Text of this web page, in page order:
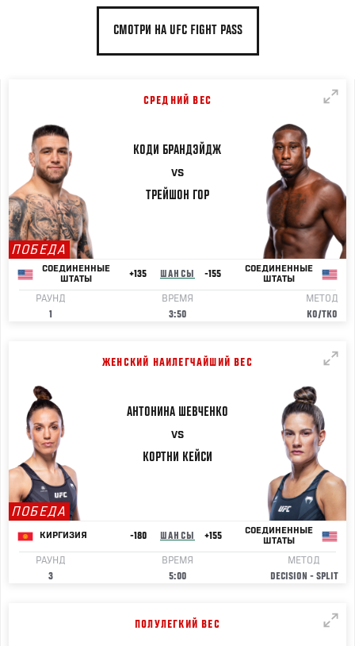
СМОТРИ НА UFC FIGHT PASS
СРЕДНИЙ ВЕС
ПОБЕДА
КОДИ БРАНДЭЙДЖ
VS
ТРЕЙШОН ГОР
СОЕДИНЕННЫЕ
ШТАТЫ
+135 ШАНСЫ -155
СОЕДИНЕННЫЕ
ШТАТЫ
РАУНД
1
ВРЕМЯ
3:50
МЕТОД
KO/TKO
ЖЕНСКИЙ НАИЛЕГЧАЙШИЙ ВЕС
ПОБЕДА
АНТОНИНА ШЕВЧЕНКО
VS
КОРТНИ КЕЙСИ
КИРГИЗИЯ -180 ШАНСЫ +155
СОЕДИНЕННЫЕ
ШТАТЫ
РАУНД
3
ВРЕМЯ
5:00
МЕТОД
DECISION - SPLIT
ПОЛУЛЕГКИЙ ВЕС